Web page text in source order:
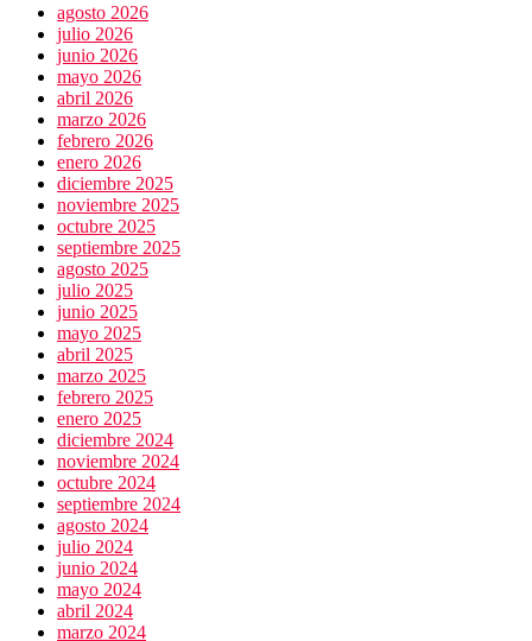
agosto 2026
julio 2026
junio 2026
mayo 2026
abril 2026
marzo 2026
febrero 2026
enero 2026
diciembre 2025
noviembre 2025
octubre 2025
septiembre 2025
agosto 2025
julio 2025
junio 2025
mayo 2025
abril 2025
marzo 2025
febrero 2025
enero 2025
diciembre 2024
noviembre 2024
octubre 2024
septiembre 2024
agosto 2024
julio 2024
junio 2024
mayo 2024
abril 2024
marzo 2024